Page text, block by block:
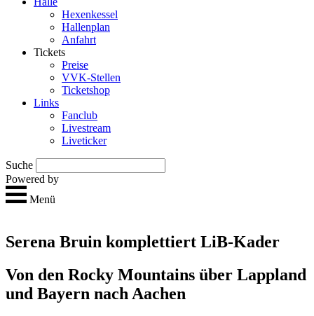
Hexen­kessel
Hallen­plan
Anfahrt
Tickets
Preise
VVK-Stellen
Ticket­shop
Links
Fan­club
Live­stream
Live­ticker
Suche
Powered by
Menü
Serena Bruin komplettiert LiB-Kader
Von den Rocky Mountains über Lappland
und Bayern nach Aachen